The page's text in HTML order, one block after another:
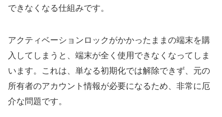
できなくなる仕組みです。
アクティベーションロックがかかったままの端末を購
入してしまうと、端末が全く使用できなくなってしま
います。これは、単なる初期化では解除できず、元の
所有者のアカウント情報が必要になるため、非常に厄
介な問題です。